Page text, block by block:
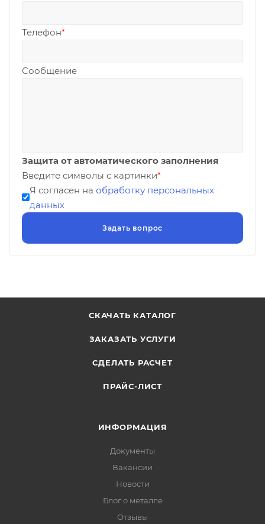
Телефон*
Сообщение
Защита от автоматического заполнения
Введите символы с картинки*
Я согласен на обработку персональных
данных
СКАЧАТЬ КАТАЛОГ
ЗАКАЗАТЬ УСЛУГИ
СДЕЛАТЬ РАСЧЕТ
ПРАЙС-ЛИСТ
ИНФОРМАЦИЯ
Документы
Вакансии
Новости
Блог о металле
Отзывы